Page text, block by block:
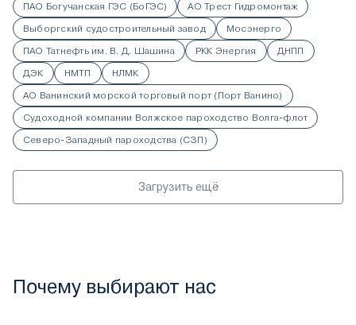
ПАО Богучанская ГЭС (БоГЭС)
АО Трест Гидромонтаж
Выборгский судостроительный завод
Мосэнерго
ПАО Татнефть им. В. Д. Шашина
РКК Энергия
ДНПП
ДЭК
НМТП
НЛМК
АО Ванинский морской торговый порт (Порт Ванино)
Судоходной компании Волжское пароходство Волга-флот
Северо-Западный пароходства (СЗП)
Загрузить ещё
Почему выбирают нас